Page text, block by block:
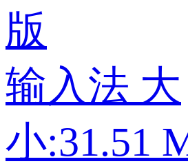
版
输入法 大
小:31.51